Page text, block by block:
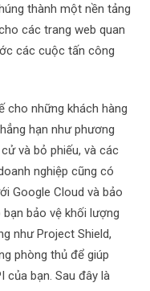
thành một nền tảng
các trang web quan
các cuộc tấn công
cho những khách hàng
hạn như phương
và bỏ phiếu, và các
nghiệp cũng có
Google Cloud và bảo
bảo vệ khối lượng
như Project Shield,
phòng thủ để giúp
của bạn. Sau đây là